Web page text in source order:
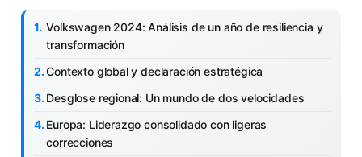
Volkswagen 2024: Análisis de un año de resiliencia y
transformación
Contexto global y declaración estratégica
Desglose regional: Un mundo de dos velocidades
Europa: Liderazgo consolidado con ligeras
correcciones